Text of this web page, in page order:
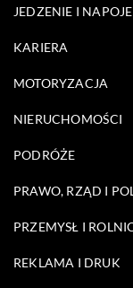
JEDZENIE I NAPOJE
KARIERA
MOTORYZACJA
NIERUCHOMOŚCI
PODRÓŻE
PRAWO, RZĄD I
PRZEMYSŁ I
REKLAMA I DRUK